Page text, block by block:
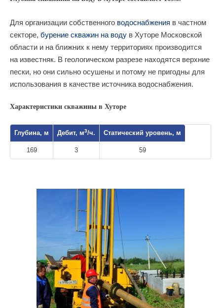
Для организации собственного водоснабжения в частном
секторе, бурение скважин на воду в Хуторе Московской
области и на ближних к нему территориях производится
на известняк. В геологическом разрезе находятся верхние
пески, но они сильно осушены и потому не пригодны для
использования в качестве источника водоснабжения.
Характеристики скважины в Хуторе
Глубина, м Дебит, м3/ч. Статический уровень, м
169 3 59